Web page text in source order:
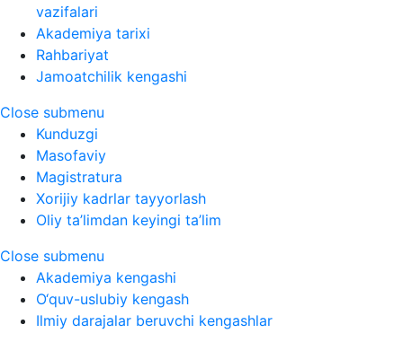
vazifalari
Akademiya tarixi
Rahbariyat
Jamoatchilik kengashi
Close submenu
Kunduzgi
Masofaviy
Magistratura
Xorijiy kadrlar tayyorlash
Oliy ta’limdan keyingi ta’lim
Close submenu
Akademiya kengashi
O‘quv-uslubiy kengash
Ilmiy darajalar beruvchi kengashlar